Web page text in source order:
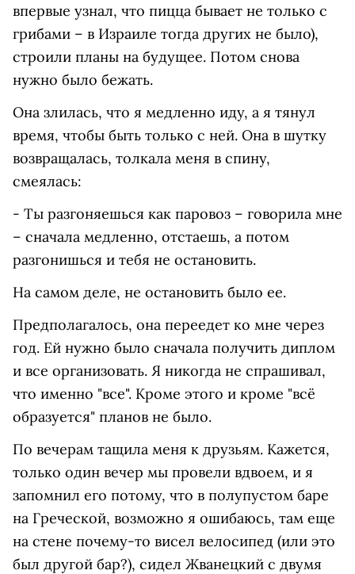
впервые узнал, что пицца бывает не только с
грибами – в Израиле тогда других не было),
строили планы на будущее. Потом снова
нужно было бежать.
Она злилась, что я медленно иду, а я тянул
время, чтобы быть только с ней. Она в шутку
возвращалась, толкала меня в спину,
смеялась:
- Ты разгоняешься как паровоз – говорила мне
– сначала медленно, отстаешь, а потом
разгонишься и тебя не остановить.
На самом деле, не остановить было ее.
Предполагалось, она переедет ко мне через
год. Ей нужно было сначала получить диплом
и все организовать. Я никогда не спрашивал,
что именно "все". Кроме этого и кроме "всё
образуется" планов не было.
По вечерам тащила меня к друзьям. Кажется,
только один вечер мы провели вдвоем, и я
запомнил его потому, что в полупустом баре
на Греческой, возможно я ошибаюсь, там еще
на стене почему-то висел велосипед (или это
был другой бар?), сидел Жванецкий с двумя